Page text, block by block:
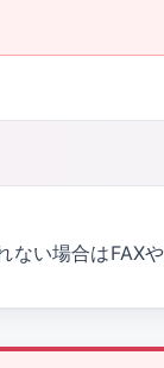
い場合はFAX